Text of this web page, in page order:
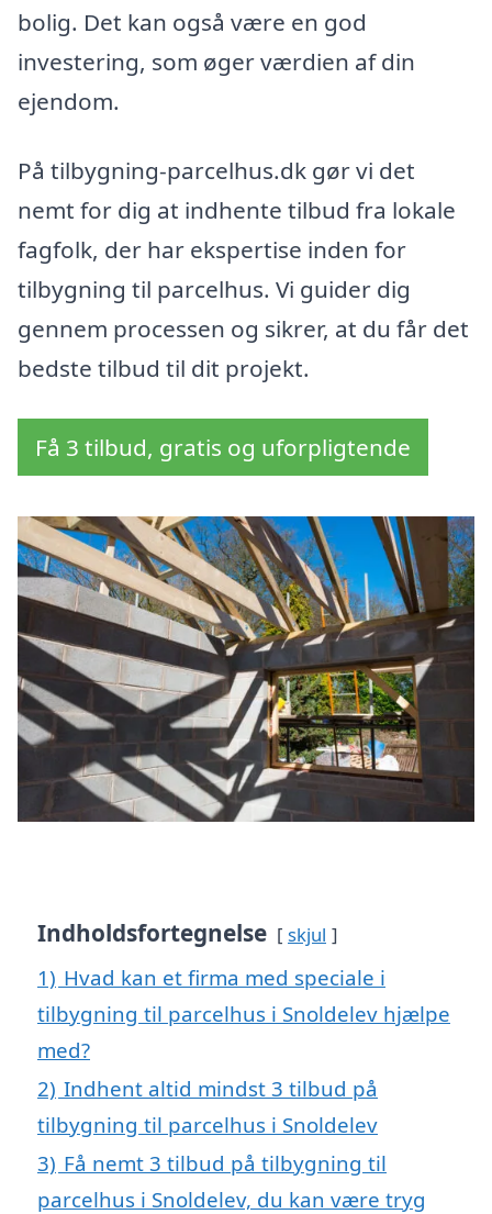
bolig. Det kan også være en god
investering, som øger værdien af din
ejendom.
På tilbygning-parcelhus.dk gør vi det
nemt for dig at indhente tilbud fra lokale
fagfolk, der har ekspertise inden for
tilbygning til parcelhus. Vi guider dig
gennem processen og sikrer, at du får det
bedste tilbud til dit projekt.
Få 3 tilbud, gratis og uforpligtende
Indholdsfortegnelse skjul
1) Hvad kan et firma med speciale i
tilbygning til parcelhus i Snoldelev hjælpe
med?
2) Indhent altid mindst 3 tilbud på
tilbygning til parcelhus i Snoldelev
3) Få nemt 3 tilbud på tilbygning til
parcelhus i Snoldelev, du kan være tryg